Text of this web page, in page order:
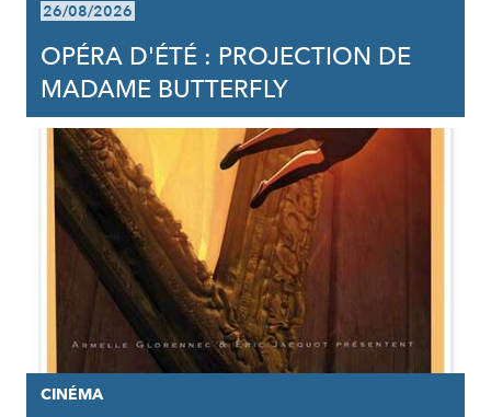
26/08/2026
OPÉRA D'ÉTÉ : PROJECTION DE
MADAME BUTTERFLY
CINÉMA